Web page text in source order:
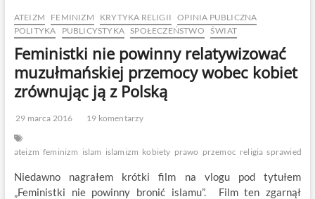
t
t
o
ATEIZM FEMINIZM KRYTYKA RELIGII
OPINIA PUBLICZNA
POLITYKA
PUBLICYSTYKA SPOŁECZEŃSTWO ŚWIAT
Feministki nie powinny relatywizować
muzułmańskiej przemocy wobec kobiet
zrównując ją z Polską
29 marca 2016 19 komentarzy
ateizm feminizm islam islamizm kobiety prawo przemoc religia
Niedawno nagrałem krótki film na vlogu pod tytułem
„Feministki nie powinny bronić islamu”. Film ten zgarnął